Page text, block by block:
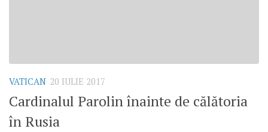
VATICAN 20 IULIE 2017
Cardinalul Parolin înainte de călătoria
în Rusia